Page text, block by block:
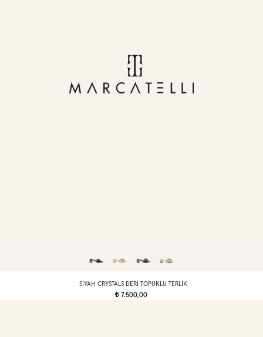
SIYAH CRYSTALS DERI TOPUKLU TERLIK
t7.500,00